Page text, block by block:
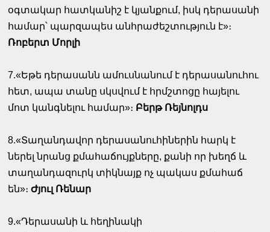
օգտակար հատկանիշ է կյանքում, իսկ դերասանի
համար՝ պարզապես անհրաժեշտություն է»։
Ռոբերտ Մորլի
7.«Եթե դերասանն ամուսնանում է դերասանուհու
հետ, ապա տանը սկսվում է հրմշտոցը հայելու
մոտ կանգնելու համար»։ Բերթ Ռեյնոլդս
8.«Տաղանդավոր դերասանուհիներին հարկ է
ներել նրանց քմահաճույքները, քանի որ խեղճ և
տաղանդազուրկ տիկնայք ոչ պակաս քմահաճ
են»։Ժյուլ Ռենար
9.«Դերասանի և հեղինակի